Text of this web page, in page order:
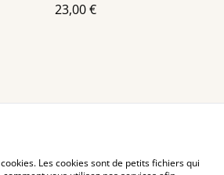
23,00 €
Legal Terms
Cookie Policy
Les cookies sont de petits fichiers qui